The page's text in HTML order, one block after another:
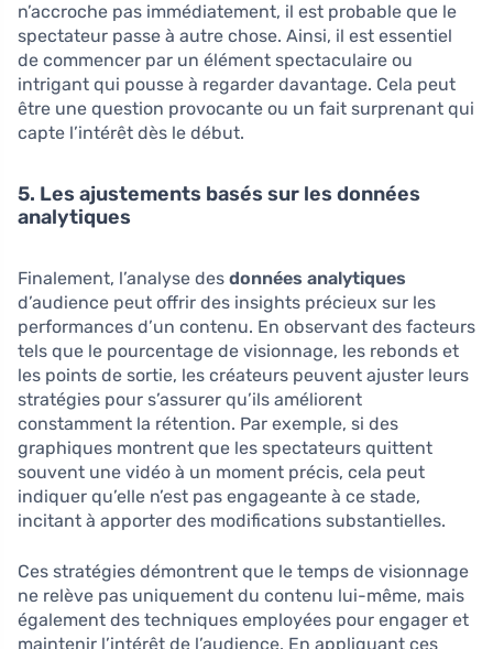
n’accroche pas immédiatement, il est probable que le
spectateur passe à autre chose. Ainsi, il est essentiel
de commencer par un élément spectaculaire ou
intrigant qui pousse à regarder davantage. Cela peut
être une question provocante ou un fait surprenant qui
capte l’intérêt dès le début.
5. Les ajustements basés sur les données
analytiques
Finalement, l’analyse des données analytiques
d’audience peut offrir des insights précieux sur les
performances d’un contenu. En observant des facteurs
tels que le pourcentage de visionnage, les rebonds et
les points de sortie, les créateurs peuvent ajuster leurs
stratégies pour s’assurer qu’ils améliorent
constamment la rétention. Par exemple, si des
graphiques montrent que les spectateurs quittent
souvent une vidéo à un moment précis, cela peut
indiquer qu’elle n’est pas engageante à ce stade,
incitant à apporter des modifications substantielles.
Ces stratégies démontrent que le temps de visionnage
ne relève pas uniquement du contenu lui-même, mais
également des techniques employées pour engager et
maintenir l’intérêt de l’audience. En appliquant ces